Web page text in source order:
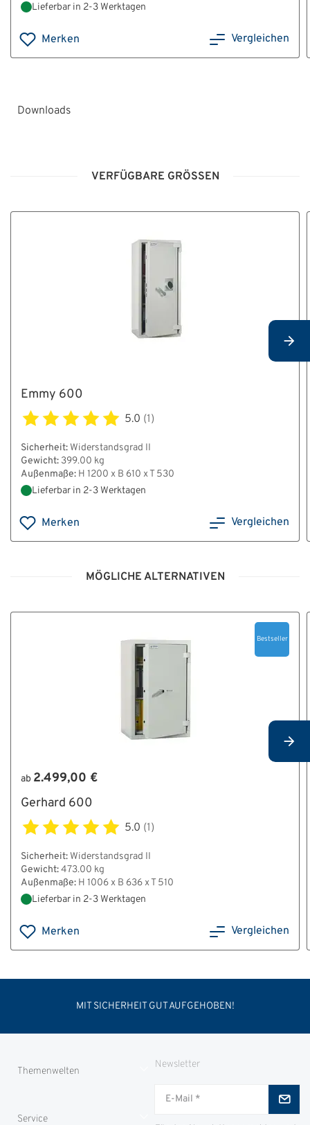
Lieferbar in 2-3 Werktagen
Merken Vergleichen
Downloads
VERFÜGBARE GRÖSSEN
Emmy 600
5.0 (1)
Sicherheit: Widerstandsgrad II
Gewicht: 399.00 kg
Außenmaße: H 1200 x B 610 x T 530
Lieferbar in 2-3 Werktagen
Merken Vergleichen
MÖGLICHE ALTERNATIVEN
Bestseller
ab 2.499,00 €
Gerhard 600
5.0 (1)
Sicherheit: Widerstandsgrad II
Gewicht:473.00 kg
Außenmaße: H 1006 x B 636 x T 510
Lieferbar in 2-3 Werktagen
Merken Vergleichen
MIT SICHERHEIT GUT AUFGEHOBEN!
Themenwelten
Service
Newsletter